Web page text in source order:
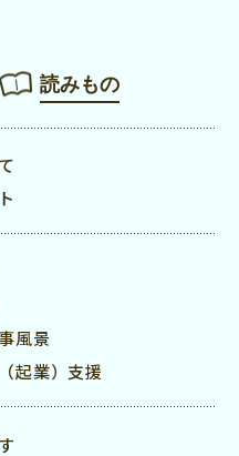
読みもの
風景
起業）支援